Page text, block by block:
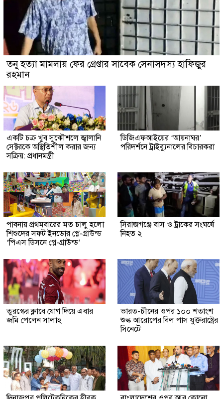
তনু হত্যা মামলায় ফের গ্রেপ্তার সাবেক সেনাসদস্য হাফিজুর
রহমান
একটি চক্র খুব সুকৌশলে জ্বালানি
সেক্টরকে অস্থিতিশীল করার জন্য
সক্রিয়: প্রধানমন্ত্রী
ডিজিএফআইয়ের ‘আয়নাঘর’
পরিদর্শনে ট্রাইব্যুনালের বিচারকরা
পাবনায় প্রথমবারের মত চালু হলো
শিশুদের সফট ইনডোর প্লে-গ্রাউন্ড
‘পিএস ডিসনে প্লে-গ্রাউন্ড’
সিরাজগঞ্জে বাস ও ট্রাকের সংঘর্ষে
নিহত ২
তুরস্কের ক্লাবে যোগ দিয়ে এবার
জমি পেলেন সালাহ
ভারত-চীনের ওপর ১০০ শতাংশ
শুল্ক আরোপের বিল পাস যুক্তরাষ্ট্রের
সিনেটে